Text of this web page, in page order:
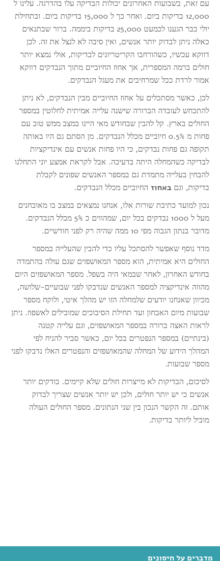
מדברים על חיסונים
עם זאת, בשבועות האחרונים יכולות הבדיקה עלו בהדרגה. עלינו ל
12,000 בדיקות ביום. ואחר כך ל 15,000 בדיקות ביום. ובתחילת
יולי כבר הגענו לכמעט 25,000 בדיקות ביממה. ברור שבתנאים
כאלה ניתן לבדוק יותר אנשים, ואין סיבה לא לנצל את זה. לכן
דווקא עכשיו, כשהורחבו הקריטריונים לבדיקות, אולי נמצא יותר
חולים ברמה המספרית, אך אחוז החיוביים מתוך הנבדקים דווקא
אמור לרדת ככל שמרחיבים את מעגל הנבדקים.
לכן, כאשר מסתכלים על אחוז החיוביים מבין הנבדקים, לא ניתן
להתכחש לעובדה הברורה שישנה עלייה אמיתית לחלוטין במספר
החולים בארץ. קל להבין שבחודש מאי היינו במצב ממש טוב עם
פחות מ 0.5% חיוביים מכלל הנבדקים. מן הסתם גם היו באותה
תקופה גם פחות נבדקים, כי היו פחות אנשים עם אינדיקציות
לבדיקה כשהמחלה היתה בדעיכה. אבל לקראת אמצע יוני התחלנו
להבחין בעלייה מתמדת גם במספר האנשים שפונים לקבלת
בדיקות, וגםבאחוז החיוביים מכלל הנבדקים.
נכון למועד כתיבת שורות אלו, אנחנו נמצאים במצב בו מאובחנים
מעל ל 1000 נבדקים בכל יום, שמהווים כ 5% מכלל הנבדקים.
מדובר בנתון הגבוה מפי 10 ממה שהיה רק לפני חודשיים.
מדד נוסף שאפשר להסתכל עליו כדי להבין שהעלייה במספר
החולים היא אמיתית, הוא מספר המאושפזים שגם עולה בהתמדה
בחודש האחרון, לאחר שבמאי היה בשפל. מספר המאושפזים היום
מהווה אינדיקציה למספר האנשים שנדבקו לפני שבועיים-שלושה,
מכיוון שאנחנו יודעים שלמחלה הזו יש מהלך איטי, ולוקח מספר
שבועות מיום האבחון ועד תחילת הסיבוכים שמובילים לאשפוז. ניתן
לראות האצה ברורה במספר המאושפזים, וגם עלייה קטנה
(בינתיים) במספר הנפטרים בכל יום, כאשר סביר להניח לפי
המהלך הידוע של המחלה שהמאושפזים והנפטרים האלו נדבקו לפני
מספר שבועות.
לסיכום, הבדיקות לא מייצרות חולים שלא קיימים. בודקים יותר
אנשים כי יש יותר חולים, ולכן יש יותר אנשים שצריך לבדוק
אותם. זה הקשר הנכון בין שני הנתונים. מספר החולים העולה
מוביל ליותר בדיקות.